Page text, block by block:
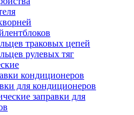
траковых цепей
рулевых тяг
кондиционеров
для кондиционеров
заправки для